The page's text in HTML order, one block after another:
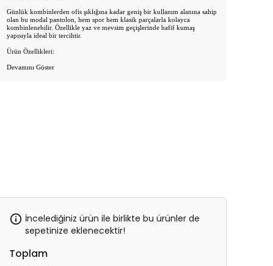
Günlük kombinlerden ofis şıklığına kadar geniş bir kullanım alanına sahip
olan bu modal pantolon, hem spor hem klasik parçalarla kolayca
kombinlenebilir. Özellikle yaz ve mevsim geçişlerinde hafif kumaş
yapısıyla ideal bir tercihtir.
Ürün Özellikleri:
Devamını Göster
İncelediğiniz ürün ile birlikte bu ürünler de
sepetinize eklenecektir!
Toplam